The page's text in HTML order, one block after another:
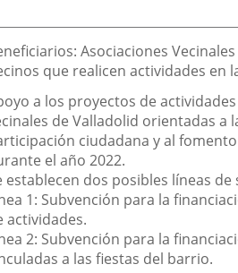
Asociaciones
que realicen actividades en
a los proyectos de
de Valladolid orientadas a
ciudadana y al
el año 2022.
establecen dos posibles líneas de
1: Subvención para la
actividades.
2: Subvención para la
a las fiestas del barrio.